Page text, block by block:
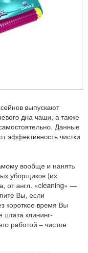
выпускают
дна чаши, а также
Данные
эффективность чистки
вообще и нанять
уборщиков (их
от англ. «cleaning» —
Вы, если
короткое время Вы
штата клининг-
работой – чистое